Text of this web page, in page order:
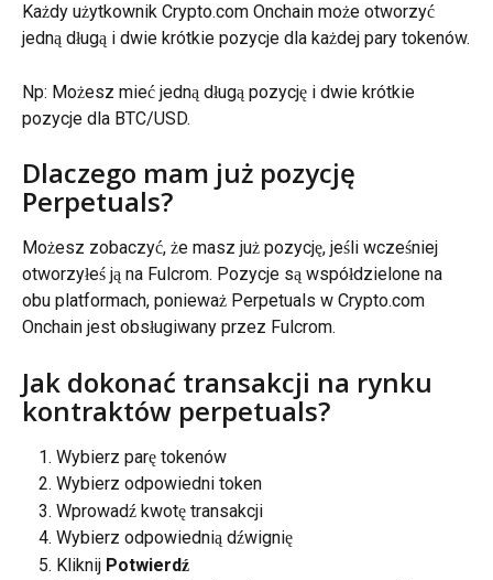
Każdy użytkownik Crypto.com Onchain może otworzyć
jedną długą i dwie krótkie pozycje dla każdej pary tokenów.
Np: Możesz mieć jedną długą pozycję i dwie krótkie
pozycje dla BTC/USD.
Dlaczego mam już pozycję
Perpetuals?
Możesz zobaczyć, że masz już pozycję, jeśli wcześniej
otworzyłeś ją na Fulcrom. Pozycje są współdzielone na
obu platformach, ponieważ Perpetuals w Crypto.com
Onchain jest obsługiwany przez Fulcrom.
Jak dokonać transakcji na rynku
kontraktów perpetuals?
Wybierz parę tokenów
Wybierz odpowiedni token
Wprowadź kwotę transakcji
Wybierz odpowiednią dźwignię
Kliknij Potwierdź